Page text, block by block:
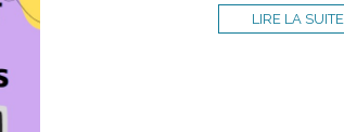
LIRE LA SUITE